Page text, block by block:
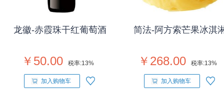
龙徽-赤霞珠干红葡萄酒
￥50.00 税率:13%
加入购物车
简法-阿方索芒果冰淇
￥268.00 税率:13%
加入购物车